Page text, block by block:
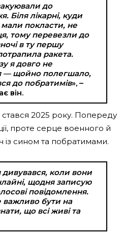
до
Біля лікарні, куди
мали покласти, не
тому перевезли до
в ту першу
ракета.
я довго не
— щойно полегшало,
до побратимів», –
він.
2025 року. Попереду
проте серце военного й
із сином та побратимами.
коли вони
щодня записую
повідомлення.
бути на
що всі живі та